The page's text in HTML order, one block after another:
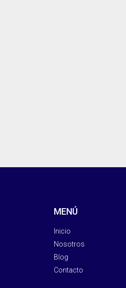
MENÚ
Inicio
Nosotros
Blog
Contacto